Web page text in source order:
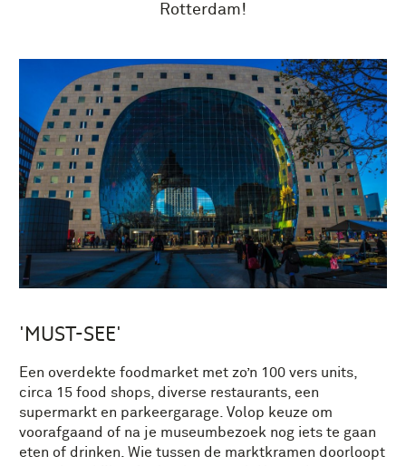
Rotterdam!
'MUST-SEE'
Een overdekte foodmarket met zo’n 100 vers units,
circa 15 food shops, diverse restaurants, een
supermarkt en parkeergarage. Volop keuze om
voorafgaand of na je museumbezoek nog iets te gaan
eten of drinken. Wie tussen de marktkramen doorloopt